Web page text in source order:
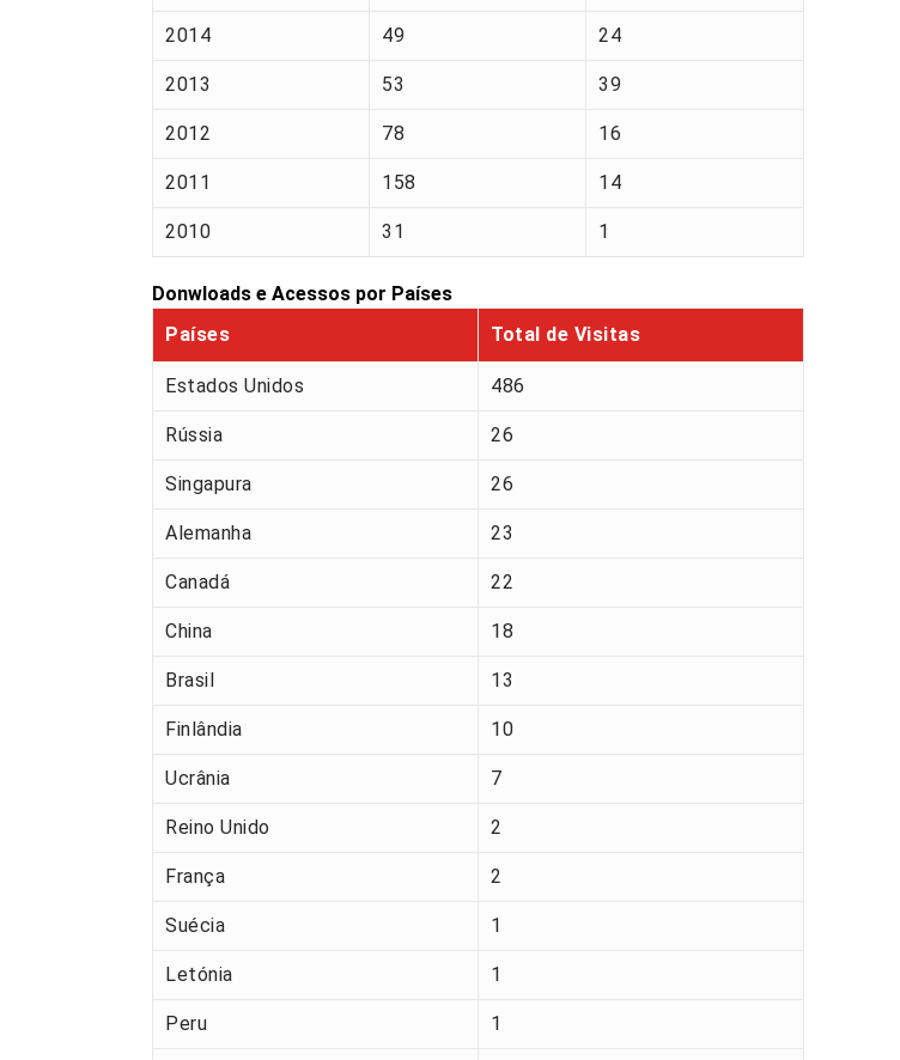
2014 49 24
2013 53 39
2012 78 16
2011 158 14
2010 31 1
Donwloads e Acessos por Países
Países
Total de Visitas
Estados Unidos 486
Rússia 26
Singapura 26
Alemanha 23
Canadá 22
China 18
Brasil 13
Finlândia 10
Ucrânia 7
Reino Unido 2
França 2
Suécia 1
Letónia 1
Peru 1